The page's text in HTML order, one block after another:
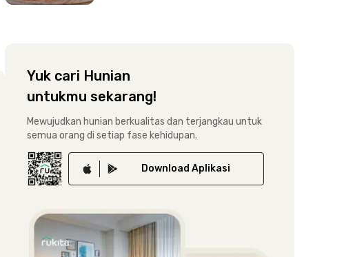
Yuk cari Hunian
untukmu sekarang!
Mewujudkan hunian berkualitas dan terjangkau untuk
semua orang di setiap fase kehidupan.
Download Aplikasi